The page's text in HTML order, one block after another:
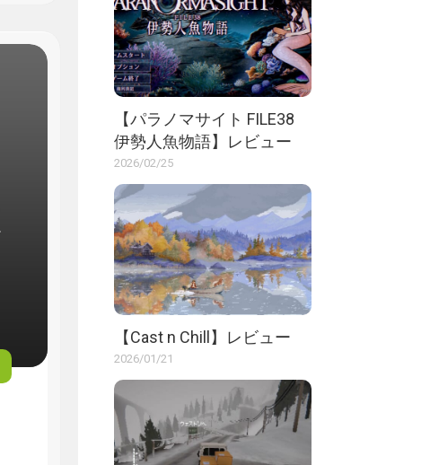
【パラノマサイト FILE38
伊勢人魚物語】レビュー
2026/02/25
【Cast n Chill】レビュー
2026/01/21